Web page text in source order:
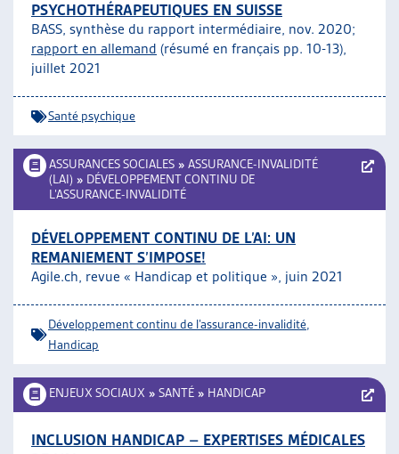
PSYCHOTHÉRAPEUTIQUES EN SUISSE
BASS, synthèse du rapport intermédiaire, nov. 2020;
rapport en allemand (résumé en français pp. 10-13),
juillet 2021
Santé psychique
ASSURANCES SOCIALES » ASSURANCE-INVALIDITÉ
(LAI) » DÉVELOPPEMENT CONTINU DE
L’ASSURANCE-INVALIDITÉ
DÉVELOPPEMENT CONTINU DE L’AI: UN
REMANIEMENT S’IMPOSE!
Agile.ch, revue « Handicap et politique », juin 2021
Développement continu de l’assurance-invalidité
Handicap
ENJEUX SOCIAUX » SANTÉ » HANDICAP
INCLUSION HANDICAP – EXPERTISES MÉDICALES